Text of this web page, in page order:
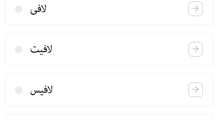
لافی
لافیت
لافیس